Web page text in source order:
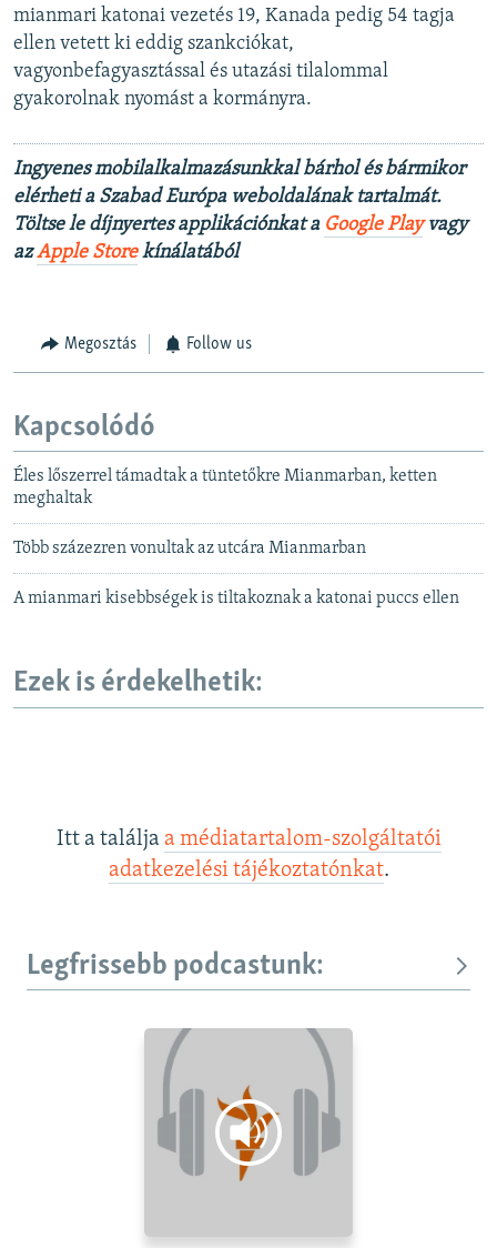
mianmari katonai vezetés 19, Kanada pedig 54 tagja
ellen vetett ki eddig szankciókat,
vagyonbefagyasztással és utazási tilalommal
gyakorolnak nyomást a kormányra.
Ingyenes mobilalkalmazásunkkal bárhol és bármikor
elérheti a Szabad Európa weboldalának tartalmát.
Töltse le díjnyertes applikációnkat a Google Playvagy
azApple Storekínálatából
Megosztás Follow us
Kapcsolódó
Éles lőszerrel támadtak a tüntetőkre Mianmarban, ketten
meghaltak
Több százezren vonultak az utcára Mianmarban
A mianmari kisebbségek is tiltakoznak a katonai puccs ellen
Ezek is érdekelhetik:
Itt a találja a médiatartalom-szolgáltatói
adatkezelési tájékoztatónkat.
Legfrissebb podcastunk: